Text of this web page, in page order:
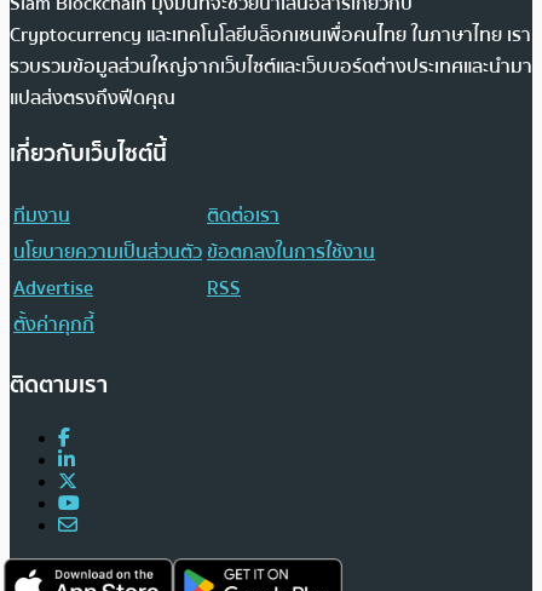
Cryptocurrency และเทคโนโลยีบล็อกเชนเพื่อคนไทย ในภาษาไทย เรา
รวบรวมข้อมูลส่วนใหญ่จากเว็บไซต์และเว็บบอร์ดต่างประเทศและนำมา
แปลส่งตรงถึงฟีดคุณ
เกี่ยวกับเว็บไซต์นี้
ทีมงาน
ติดต่อเรา
นโยบายความเป็นส่วนตัวข้อตกลงในการใช้งาน
Advertise
RSS
ตั้งค่าคุกกี้
ติดตามเรา